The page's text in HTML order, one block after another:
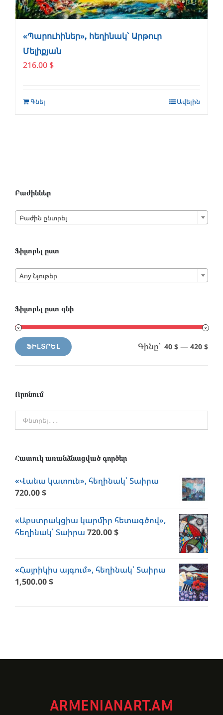
«Պարուհիներ», հեղինակ՝ Արթուր
Մելիքյան
216.00 $
Գնել Ավելին
Բաժիններ
Բաժին ընտրել
Ֆիլտրել ըստ
Any Նյութեր
Ֆիլտրել ըստ գնի
Min
MaxՖԻԼՏՐԵԼ Գինը՝ 40 $ — 420 $
Որոնում
Հատուկ առանձնացված գործեր
«Վանա կատուն», հեղինակ՝ Տաիրա
720.00$
«Աբստրակցիա կարմիր հետագծով»,
հեղինակ՝ Տաիրա 720.00$
«Հայրիկիս այգում», հեղինակ՝ Տաիրա
1,500.00$
ARMENIANART.AM